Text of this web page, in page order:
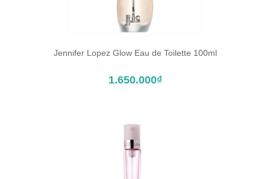
MUA HÀNG
Jennifer Lopez Glow Eau de Toilette 100ml
1.650.000₫